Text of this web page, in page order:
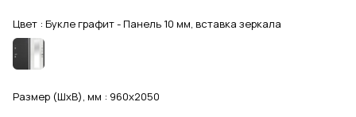
Цвет : Букле графит - Панель 10 мм, вставка зеркала
Размер (ШхВ), мм : 960x2050